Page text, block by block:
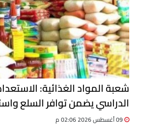
شعبة المواد الغذائية:
الدراسي يضمن توافر السلع